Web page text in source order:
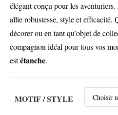
élégant conçu pour les aventuriers.
allie robustesse, style et efficacité.
décorer ou en tant qu’objet de
compagnon idéal pour tous vos
estétanche.
MOTIF / STYLE